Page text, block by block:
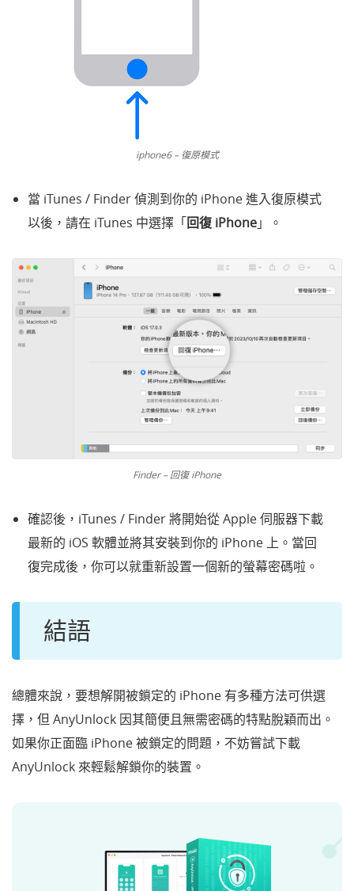
iphone6 – 復原模式
當 iTunes / Finder 偵測到你的 iPhone 進入復原模式
以後，請在 iTunes 中選擇「回復 iPhone」。
Finder – 回復 iPhone
確認後，iTunes / Finder將開始從 Apple 伺服器下載
最新的 iOS 軟體並將其安裝到你的 iPhone 上。當回
復完成後，你可以就重新設置一個新的螢幕密碼啦。
結語
總體來說，要想解開被鎖定的 iPhone 有多種方法可供選
擇，但 AnyUnlock 因其簡便且無需密碼的特點脫穎而出。
如果你正面臨 iPhone 被鎖定的問題，不妨嘗試下載
AnyUnlock 來輕鬆解鎖你的裝置。